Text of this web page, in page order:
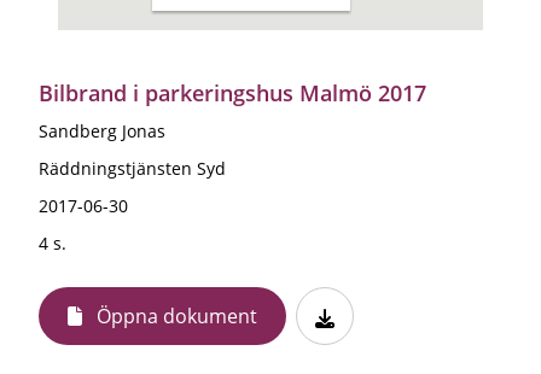
Bilbrand i parkeringshus Malmö 2017
Sandberg Jonas
Räddningstjänsten Syd
2017-06-30
4 s.
Öppna dokument